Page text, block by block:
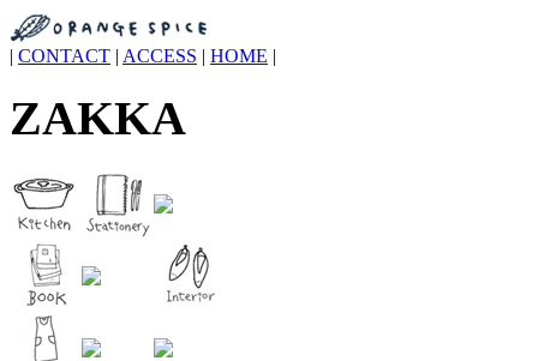
| CONTACT | ACCESS | HOME |
ZAKKA